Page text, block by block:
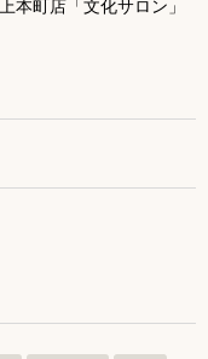
本町店「文化サロン」